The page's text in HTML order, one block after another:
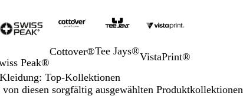
Peak®
Cottover®Tee Jays®VistaPrint®
Top-Kollektionen
von diesen sorgfältig ausgewählten Produktkollektionen